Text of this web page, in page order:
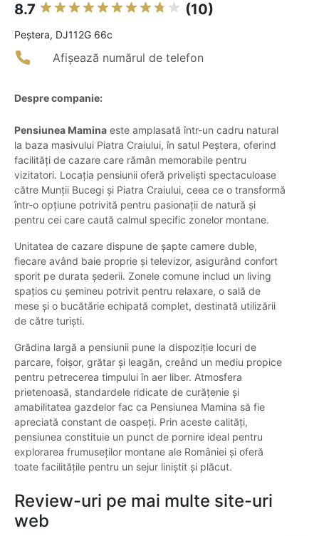
8.7 (10)
Peştera, DJ112G 66c
Afișează numărul de telefon
Despre companie:
Pensiunea Mamina este amplasată într-un cadru natural
la baza masivului Piatra Craiului, în satul Peștera, oferind
facilități de cazare care rămân memorabile pentru
vizitatori. Locația pensiunii oferă priveliști spectaculoase
către Munții Bucegi și Piatra Craiului, ceea ce o transformă
într-o opțiune potrivită pentru pasionații de natură și
pentru cei care caută calmul specific zonelor montane.
Unitatea de cazare dispune de șapte camere duble,
fiecare având baie proprie și televizor, asigurând confort
sporit pe durata șederii. Zonele comune includ un living
spațios cu șemineu potrivit pentru relaxare, o sală de
mese și o bucătărie echipată complet, destinată utilizării
de către turiști.
Grădina largă a pensiunii pune la dispoziție locuri de
parcare, foișor, grătar și leagăn, creând un mediu propice
pentru petrecerea timpului în aer liber. Atmosfera
prietenoasă, standardele ridicate de curățenie și
amabilitatea gazdelor fac ca Pensiunea Mamina să fie
apreciată constant de oaspeți. Prin aceste calități,
pensiunea constituie un punct de pornire ideal pentru
explorarea frumuseților montane ale României și oferă
toate facilitățile pentru un sejur liniștit și plăcut.
Review-uri pe mai multe site-uri
web